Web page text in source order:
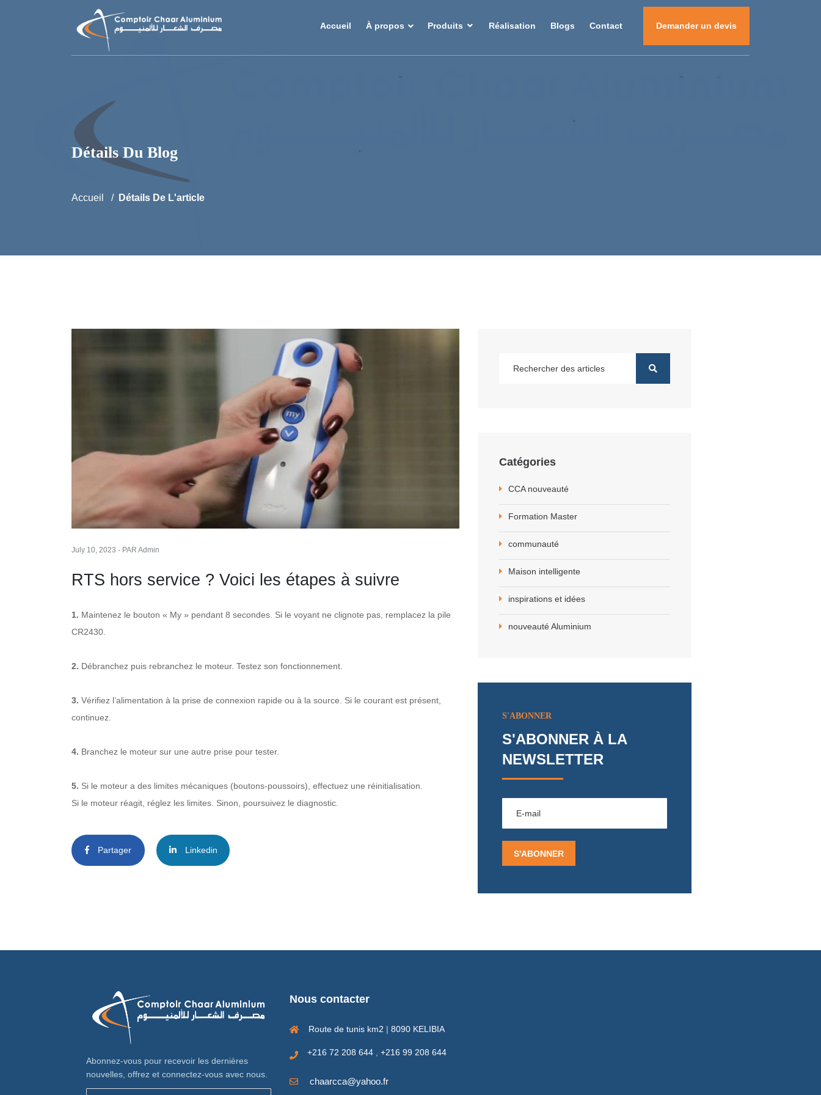
Accueil À propos Produits Réalisation Blogs Contact Demander un devis
Détails Du Blog
Accueil Détails De L'article
July 10, 2023 - PAR Admin
RTS hors service ? Voici les étapes à suivre
1. Maintenez le bouton « My » pendant 8 secondes. Si le voyant ne clignote pas, remplacez la pile
CR2430.
2. Débranchez puis rebranchez le moteur. Testez son fonctionnement.
3. Vérifiez l’alimentation à la prise de connexion rapide ou à la source. Si le courant est présent,
continuez.
4. Branchez le moteur sur une autre prise pour tester.
5. Si le moteur a des limites mécaniques (boutons-poussoirs), effectuez une réinitialisation.
Si le moteur réagit, réglez les limites. Sinon, poursuivez le diagnostic.
Partager Linkedin
Catégories
CCA nouveauté
Formation Master
communauté
Maison intelligente
inspirations et idées
nouveauté Aluminium
S'ABONNER
S'ABONNER À LA
NEWSLETTER
Abonnez-vous pour recevoir les dernières
nouvelles, offrez et connectez-vous avec nous.
Nous contacter
Route de tunis km2 | 8090 KELIBIA
+216 72 208 644 +216 99 208 644
chaarcca@yahoo.fr